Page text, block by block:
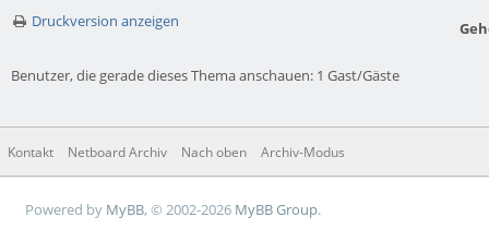
Druckversion anzeigen
Benutzer, die gerade dieses Thema anschauen: 1 Gast/Gäste
Kontakt Netboard Archiv Nach oben Archiv-Modus
Powered by MyBB, © 2002-2026 MyBB Group.